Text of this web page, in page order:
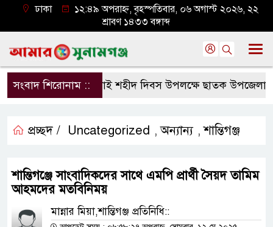
ঢাকা
১২:৪৯ অপরাহ্ন, বৃহস্পতিবার, ০৬ অগাস্ট ২০২৬, ২২
শ্রাবণ ১৪৩৩ বঙ্গাব্দ
সংবাদ শিরোনাম ::জুলাই শহীদ দিবস উপলক্ষে ছাতক উপজেলা
প্রচ্ছদ / Uncategorized ,অন্যান্য ,শান্তিগঞ্জ
শান্তিগঞ্জে সাংবাদিকদের সাথে এমপি প্রার্থী সৈয়দ তামিম
আহমদের মতবিনিময়
মান্নার মিয়া,শান্তিগঞ্জ প্রতিনিধি::